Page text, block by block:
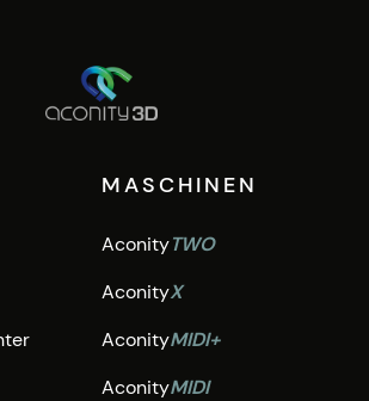
MASCHINEN
AconityTWO
AconityX
AconityMIDI+
AconityMIDI